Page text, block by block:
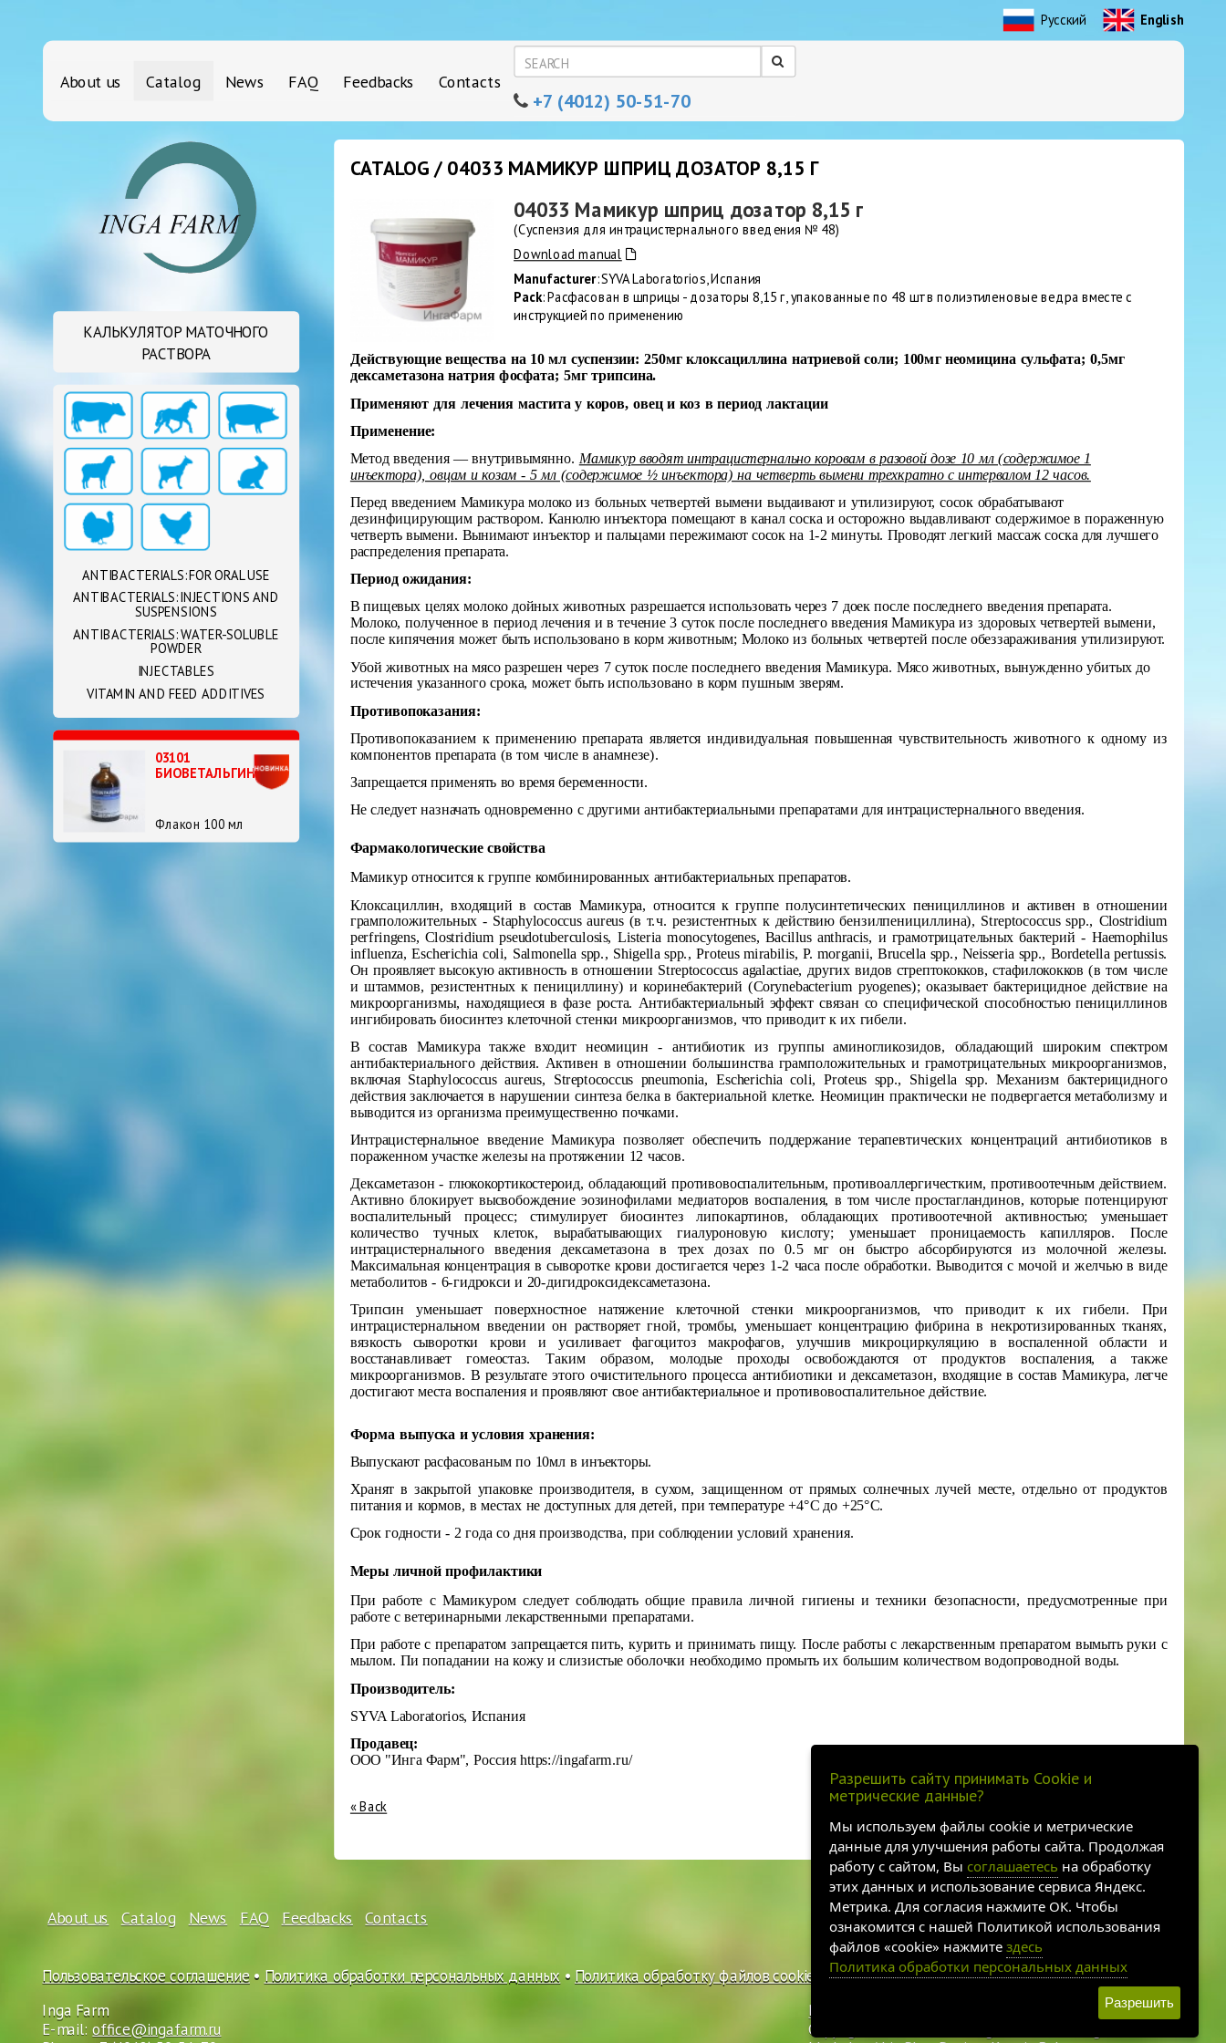
Русский English
About us Catalog News FAQ Feedbacks Contacts
+7 (4012) 50-51-70
КАЛЬКУЛЯТОР МАТОЧНОГО
РАСТВОРА
ANTIBACTERIALS: FOR ORAL USE
ANTIBACTERIALS: INJECTIONS AND
SUSPENSIONS
ANTIBACTERIALS: WATER-SOLUBLE
POWDER
INJECTABLES
VITAMIN AND FEED ADDITIVES
03101
БИОВЕТАЛЬГИН
Флакон 100 мл
CATALOG / 04033 МАМИКУР ШПРИЦ ДОЗАТОР 8,15 Г
04033 Мамикур шприц дозатор 8,15 г
(Суспензия для интрацистернального введения № 48)
Download manual
Manufacturer: SYVA Laboratorios, Испания
Pack: Расфасован в шприцы - дозаторы 8,15 г, упакованные по 48 шт в полиэтиленовые ведра вместе с
инструкцией по применению
Действующие вещества на 10мл суспензии: 250мг клоксациллина натриевой соли; 100мг неомицина сульфата; 0,5мг
дексаметазона натрия фосфата; 5мг трипсина.
Применяют для лечения мастита у коров, овец и коз в период лактации
Применение:
Метод введения — внутривымянно. Мамикур вводят интрацистернально коровам в разовой дозе 10 мл (содержимое 1
инъектора), овцам и козам - 5 мл (содержимое ½ инъектора) на четверть вымени трехкратно с интервалом 12 часов.
Перед введением Мамикура молоко из больных четвертей вымени выдаивают и утилизируют, сосок обрабатывают
дезинфицирующим раствором. Канюлю инъектора помещают в канал соска и осторожно выдавливают содержимое в пораженную
четверть вымени. Вынимают инъектор и пальцами пережимают сосок на 1-2 минуты. Проводят легкий массаж соска для лучшего
распределения препарата.
Период ожидания:
В пищевых целях молоко дойных животных разрешается использовать через 7 доек после последнего введения препарата.
Молоко, полученное в период лечения и в течение 3 суток после последнего введения Мамикура из здоровых четвертей вымени,
после кипячения может быть использовано в корм животным; Молоко из больных четвертей после обеззараживания утилизируют.
Убой животных на мясо разрешен через 7 суток после последнего введения Мамикура. Мясо животных, вынужденно убитых до
истечения указанного срока, может быть использовано в корм пушным зверям.
Противопоказания:
Противопоказанием к применению препарата является индивидуальная повышенная чувствительность животного к одному из
компонентов препарата (в том числе в анамнезе).
Запрещается применять во время беременности.
Не следует назначать одновременно с другими антибактериальными препаратами для интрацистернального введения.
Фармакологические свойства
Мамикур относится к группе комбинированных антибактериальных препаратов.
Клоксациллин, входящий в состав Мамикура, относится к группе полусинтетических пенициллинов и активен в отношении
грамположительных - Staphylococcus aureus (в т.ч. резистентных к действию бензилпенициллина), Streptococcus spp., Clostridium
perfringens, Clostridium pseudotuberculosis, Listeria monocytogenes, Bacillus anthracis, и грамотрицательных бактерий - Haemophilus
influenza, Escherichia coli, Salmonella spp., Shigella spp., Proteus mirabilis, P. morganii, Brucella spp., Neisseria spp., Bordetella pertussis.
Он проявляет высокую активность в отношении Streptococcus agalactiae, других видов стрептококков, стафилококков (в том числе
и штаммов, резистентных к пенициллину) и коринебактерий (Corynebacterium pyogenes); оказывает бактерицидное действие на
микроорганизмы, находящиеся в фазе роста. Антибактериальный эффект связан со специфической способностью пенициллинов
ингибировать биосинтез клеточной стенки микроорганизмов, что приводит к их гибели.
В состав Мамикура также входит неомицин - антибиотик из группы аминогликозидов, обладающий широким спектром
антибактериального действия. Активен в отношении большинства грамположительных и грамотрицательных микроорганизмов,
включая Staphylococcus aureus, Streptococcus pneumonia, Escherichia coli, Proteus spp., Shigella spp. Механизм бактерицидного
действия заключается в нарушении синтеза белка в бактериальной клетке. Неомицин практически не подвергается метаболизму и
выводится из организма преимущественно почками.
Интрацистернальное введение Мамикура позволяет обеспечить поддержание терапевтических концентраций антибиотиков в
пораженном участке железы на протяжении 12 часов.
Дексаметазон - глюкокортикостероид, обладающий противовоспалительным, противоаллергичестким, противоотечным действием.
Активно блокирует высвобождение эозинофилами медиаторов воспаления, в том числе простагландинов, которые потенцируют
воспалительный процесс; стимулирует биосинтез липокартинов, обладающих противоотечной активностью; уменьшает
количество тучных клеток, вырабатывающих гиалуроновую кислоту; уменьшает проницаемость капилляров. После
интрацистернального введения дексаметазона в трех дозах по 0.5 мг он быстро абсорбируются из молочной железы.
Максимальная концентрация в сыворотке крови достигается через 1-2 часа после обработки. Выводится с мочой и желчью в виде
метаболитов - 6-гидрокси и 20-дигидроксидексаметазона.
Трипсин уменьшает поверхностное натяжение клеточной стенки микроорганизмов, что приводит к их гибели. При
интрацистернальном введении он растворяет гной, тромбы, уменьшает концентрацию фибрина в некротизированных тканях,
вязкость сыворотки крови и усиливает фагоцитоз макрофагов, улучшив микроциркуляцию в воспаленной области и
восстанавливает гомеостаз. Таким образом, молодые проходы освобождаются от продуктов воспаления, а также
микроорганизмов. В результате этого очистительного процесса антибиотики и дексаметазон, входящие в состав Мамикура, легче
достигают места воспаления и проявляют свое антибактериальное и противовоспалительное действие.
Форма выпуска и условия хранения:
Выпускают расфасованым по 10мл в инъекторы.
Хранят в закрытой упаковке производителя, в сухом, защищенном от прямых солнечных лучей месте, отдельно от продуктов
питания и кормов, в местах не доступных для детей, при температуре +4°С до +25°С.
Срок годности - 2 года со дня производства, при соблюдении условий хранения.
Меры личной профилактики
При работе с Мамикуром следует соблюдать общие правила личной гигиены и техники безопасности, предусмотренные при
работе с ветеринарными лекарственными препаратами.
При работе с препаратом запрещается пить, курить и принимать пищу. После работы с лекарственным препаратом вымыть руки с
мылом. Пи попадании на кожу и слизистые оболочки необходимо промыть их большим количеством водопроводной воды.
Производитель:
SYVA Laboratorios, Испания
Продавец:
ООО "Инга Фарм", Россия https://ingafarm.ru/
« Back
About us Catalog News FAQ Feedbacks Contacts
Пользовательское соглашение • Политика обработки персональных данных • Политика обработку файлов cookie Согласие на использование Яндекс Метрика
Privacy policy
Copyright © 2008-2026 - ingafarm.ru - All rights reserved
Inga Farm
E-mail:office@ingafarm.ru
Разрешить сайту принимать Cookie и
метрические данные?
Мы используем файлы cookie и метрические
данные для улучшения работы сайта. Продолжая
работу с сайтом, Вы соглашаетесь на обработку
этих данных и использование сервиса Яндекс.
Метрика. Для согласия нажмите ОК. Чтобы
ознакомится с нашей Политикой использования
файлов «cookie» нажмите здесь
Политика обработки персональных данных
Разрешить